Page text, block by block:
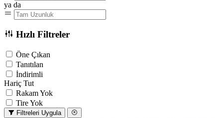
ya da
Hızlı Filtreler
Öne Çıkan
Tanıtılan
İndirimli
Hariç Tut
Rakam Yok
Tire Yok
Filtreleri Uygula